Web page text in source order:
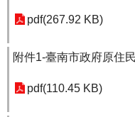
pdf(267.92 KB)
附件1-臺南市政府原住
pdf(110.45 KB)